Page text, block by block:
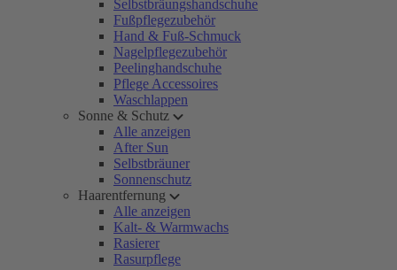
Selbstbräungshandschuhe
Fußpflegezubehör
Hand & Fuß-Schmuck
Nagelpflegezubehör
Peelinghandschuhe
Pflege Accessoires
Waschlappen
Sonne & Schutz
Alle anzeigen
After Sun
Selbstbräuner
Sonnenschutz
Haarentfernung
Alle anzeigen
Kalt- & Warmwachs
Rasierer
Rasurpflege